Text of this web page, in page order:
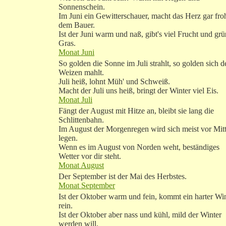
Sonnenschein.
Im Juni ein Gewitterschauer, macht das Herz gar
dem Bauer.
Ist der Juni warm und naß, gibt's viel Frucht und
Gras.
Monat Juni
So golden die Sonne im Juli strahlt, so golden sich
Weizen mahlt.
Juli heiß, lohnt Müh' und Schweiß.
Macht der Juli uns heiß, bringt der Winter viel Eis.
Monat Juli
Fängt der August mit Hitze an, bleibt sie lang die
Schlittenbahn.
Im August der Morgenregen wird sich meist vor
legen.
Wenn es im August von Norden weht, beständiges
Wetter vor dir steht.
Monat August
Der September ist der Mai des Herbstes.
Monat September
Ist der Oktober warm und fein, kommt ein harter
rein.
Ist der Oktober aber nass und kühl, mild der Winter
werden will.